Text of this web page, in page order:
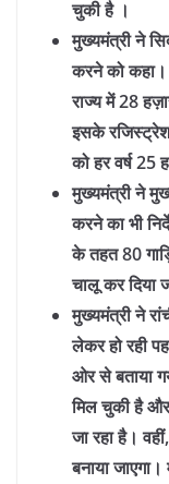
चुकी है ।
मुख्यमंत्री ने
करने को कहा।
राज्य में 28
इसके
को हर वर्ष 25
मुख्यमंत्री ने
करने का भी
के तहत 80
चालू कर दिया
मुख्यमंत्री ने
लेकर हो रही
ओर से बताया
मिल चुकी है
जा रहा है।
बनाया